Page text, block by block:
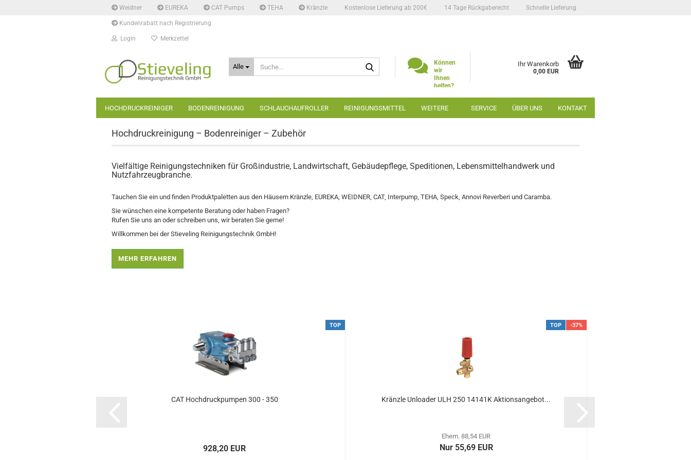
Weidner EUREKA CAT Pumps TEHA Kränzle Kostenlose Lieferung ab 200€ 14 Tage Rückgaberecht Schnelle Lieferung
Kundenrabatt nach Registrierung
Login Merkzettel
Alle
Können
wir
Ihnen
helfen?
6666
Ihr Warenkorb
0,00 EUR
HOCHDRUCKREINIGER BODENREINIGUNG SCHLAUCHAUFROLLER REINIGUNGSMITTEL SERVICE ÜBER UNS KONTAKT
WEITERE
Hochdruckreinigung – Bodenreiniger – Zubehör
Vielfältige Reinigungstechniken für Großindustrie, Landwirtschaft, Gebäudepflege, Speditionen, Lebensmittelhandwerk und
Nutzfahrzeugbranche.
Tauchen Sie ein und finden Produktpaletten aus den Häusern Kränzle, EUREKA, WEIDNER, CAT, Interpump, TEHA, Speck, Annovi Reverberi und Caramba.
Sie wünschen eine kompetente Beratung oder haben Fragen?
Rufen Sie uns an oder schreiben uns, wir beraten Sie gerne!
Willkommen bei der Stieveling Reinigungstechnik GmbH!
MEHR ERFAHREN
TOP
CAT Hochdruckpumpen 300 - 350
928,20 EUR
TOP -37%
Kränzle Unloader ULH 250 14141K Aktionsangebot...
Ehem. 88,54 EUR
Nur 55,69 EUR